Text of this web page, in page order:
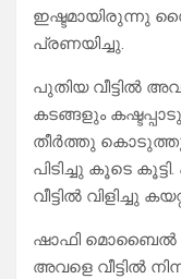
ഇഷ്ടമായിരുന്നു
പ്രണയിച്ചു.
പുതിയ വീട്ടിൽ
കടങ്ങളും
തീർത്തു
പിടിച്ചു കൂടെ
വീട്ടിൽ വിളിച്ചു
ഷാഫി മൊബൈൽ
അവളെ വീട്ടിൽ